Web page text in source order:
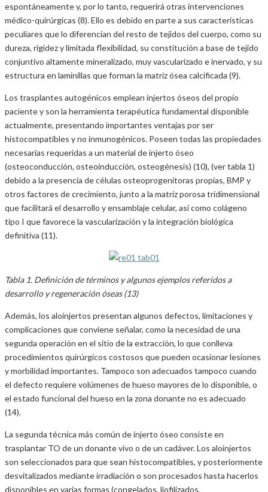
espontáneamente y, por lo tanto, requerirá otras intervenciones
médico-quirúrgicas (8). Ello es debido en parte a sus características
peculiares que lo diferencian del resto de tejidos del cuerpo, como su
dureza, rigidez y limitada flexibilidad, su constitución a base de tejido
conjuntivo altamente mineralizado, muy vascularizado e inervado, y su
estructura en laminillas que forman la matriz ósea calcificada (9).
Los trasplantes autogénicos emplean injertos óseos del propio
paciente y son la herramienta terapéutica fundamental disponible
actualmente, presentando importantes ventajas por ser
histocompatibles y no inmunogénicos. Poseen todas las propiedades
necesarias requeridas a un material de injerto óseo
(osteoconducción, osteoinducción, osteogénesis) (10), (ver tabla 1)
debido a la presencia de células osteoprogenitoras propias, BMP y
otros factores de crecimiento, junto a la matriz porosa tridimensional
que facilitará el desarrollo y ensamblaje celular, así como colágeno
tipo I que favorece la vascularización y la integración biológica
definitiva (11).
Tabla 1. Definición de términos y algunos ejemplos referidos a
desarrollo y regeneración óseas (13)
Además, los aloinjertos presentan algunos defectos, limitaciones y
complicaciones que conviene señalar, como la necesidad de una
segunda operación en el sitio de la extracción, lo que conlleva
procedimientos quirúrgicos costosos que pueden ocasionar lesiones
y morbilidad importantes. Tampoco son adecuados tampoco cuando
el defecto requiere volúmenes de hueso mayores de lo disponible, o
el estado funcional del hueso en la zona donante no es adecuado
(14).
La segunda técnica más común de injerto óseo consiste en
trasplantar TO de un donante vivo o de un cadáver. Los aloinjertos
son seleccionados para que sean histocompatibles, y posteriormente
desvitalizados mediante irradiación o son procesados hasta hacerlos
disponibles en varias formas (congelados, liofilizados,